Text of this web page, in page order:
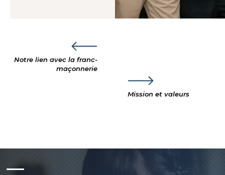
Notre lien avec la franc-
maçonnerie
Mission et valeurs